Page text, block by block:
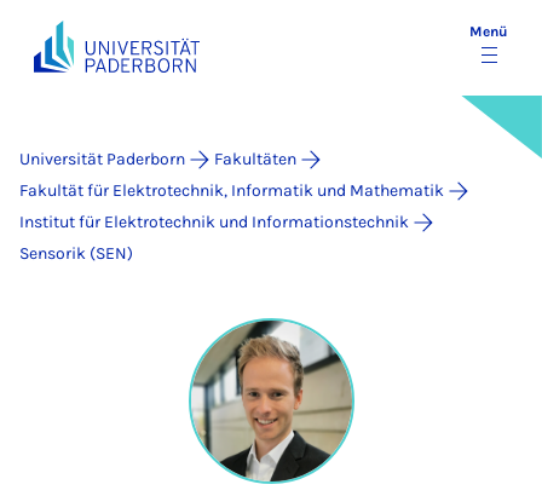
Menü
Universität Paderborn
Fakultäten
Fakultät für Elektrotechnik, Informatik und Mathematik
Institut für Elektrotechnik und Informationstechnik
Sensorik (SEN)